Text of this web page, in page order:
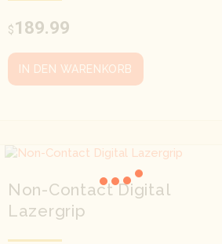
$189.99
IN DEN WARENKORB
Non-Contact Digital
Lazergrip